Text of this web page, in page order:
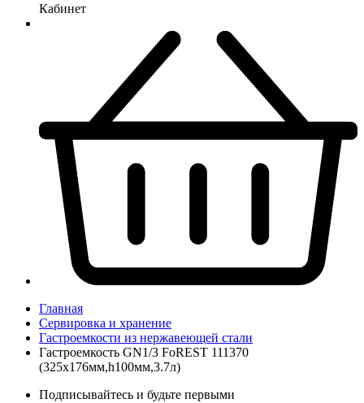
Кабинет
Главная
Сервировка и хранение
Гастроемкости из нержавеющей стали
Гастроемкость GN1/3 FoREST 111370
(325х176мм,h100мм,3.7л)
Подписывайтесь и будьте первыми